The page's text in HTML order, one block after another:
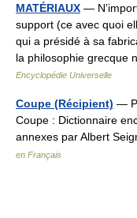
MATÉRIAUX —
support (ce avec quoi
qui a présidé à sa
la philosophie grecque
Encyclopédie Universelle
Coupe (Récipient) —
Coupe : Dictionnaire
annexes par Albert
en Français